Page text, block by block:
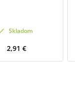
Skladom
2,91 €